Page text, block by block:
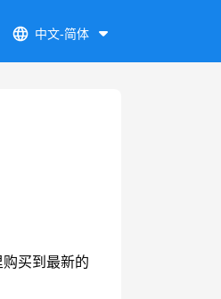
中文-简体
买到最新的